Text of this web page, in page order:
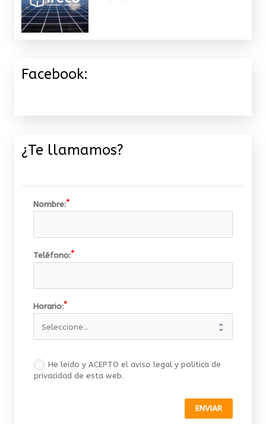
Facebook:
¿Te llamamos?
Nombre:
Teléfono:
Horario:
He leido y ACEPTO el aviso legal y politica de
privacidad de esta web.
ENVIAR